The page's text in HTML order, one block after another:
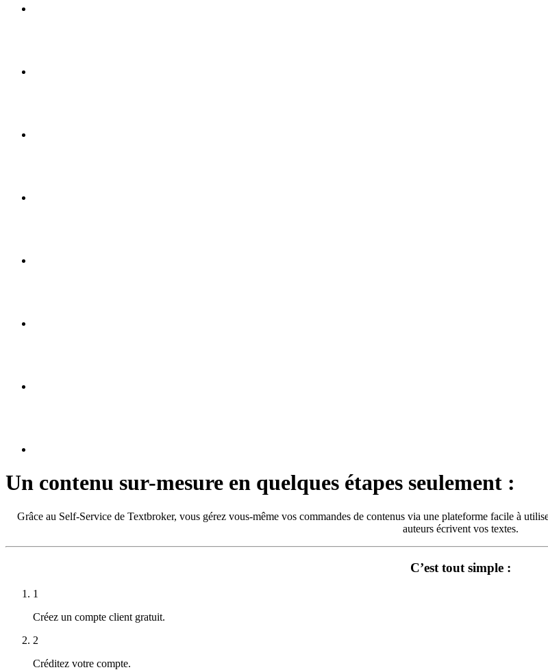
Un contenu sur-mesure en quelques étapes seulement :
Grâce au Self-Service de Textbroker, vous gérez vous-même vos commandes de contenus via une plateforme facile à
auteurs écrivent vos textes.
C’est tout simple :
1
Créez un compte client gratuit.
2
Créditez votre compte.